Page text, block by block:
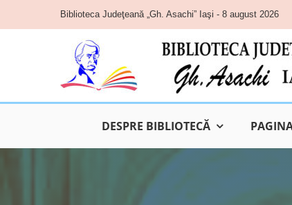
content
Biblioteca Judeţeană „Gh. Asachi” Iaşi - 8 august 2026
DESPRE BIBLIOTECĂ